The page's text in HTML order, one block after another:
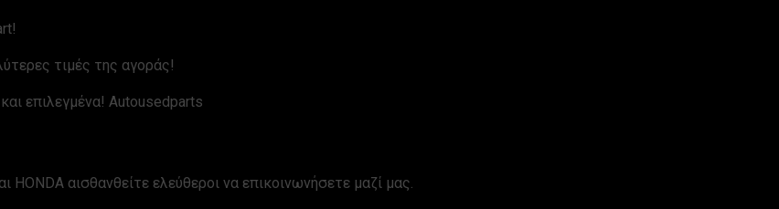
τιμές της αγοράς!
επιλεγμένα! Autousedparts
αισθανθείτε ελεύθεροι να επικοινωνήσετε μαζί μας.